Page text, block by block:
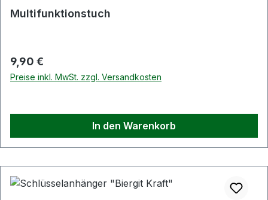
Durchschnittliche Bewertung von 5 von 5 Sternen
Multifunktionstuch
Regulärer Preis:
9,90 €
Preise inkl. MwSt. zzgl. Versandkosten
In den Warenkorb